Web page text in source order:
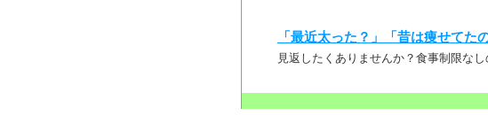
「最近太った？」「昔は痩せてた
見返したくありませんか？食事制限な